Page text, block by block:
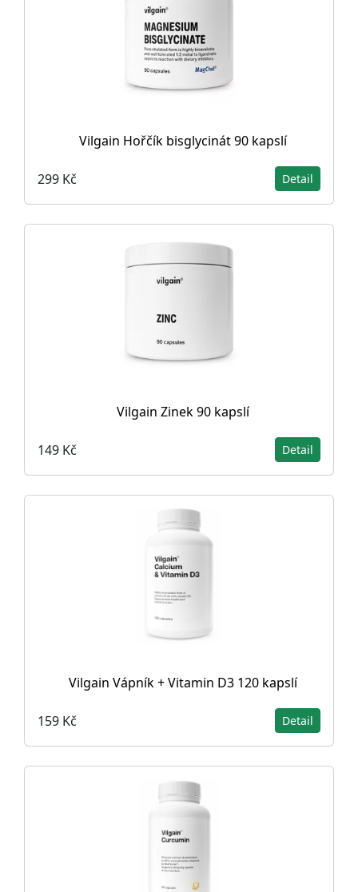
Vilgain Hořčík bisglycinát 90 kapslí
299 Kč Detail
Vilgain Zinek 90 kapslí
149 Kč Detail
Vilgain Vápník + Vitamin D3 120 kapslí
159 Kč Detail